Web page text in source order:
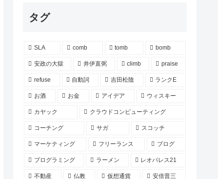
タグ
SLA comb tomb bomb
安政の大獄 井伊直弼 climb praise
refuse 自動詞 吉田松陰 ランクE
お酒 お金 アイデア ウィスキー
カヤック クラウドコンピューティング
コーチング サガ スコッチ
マーケティング フリーランス ブログ
プログラミング ラーメン レオパレス21
不動産 仏教 仮想通貨 安倍晋三